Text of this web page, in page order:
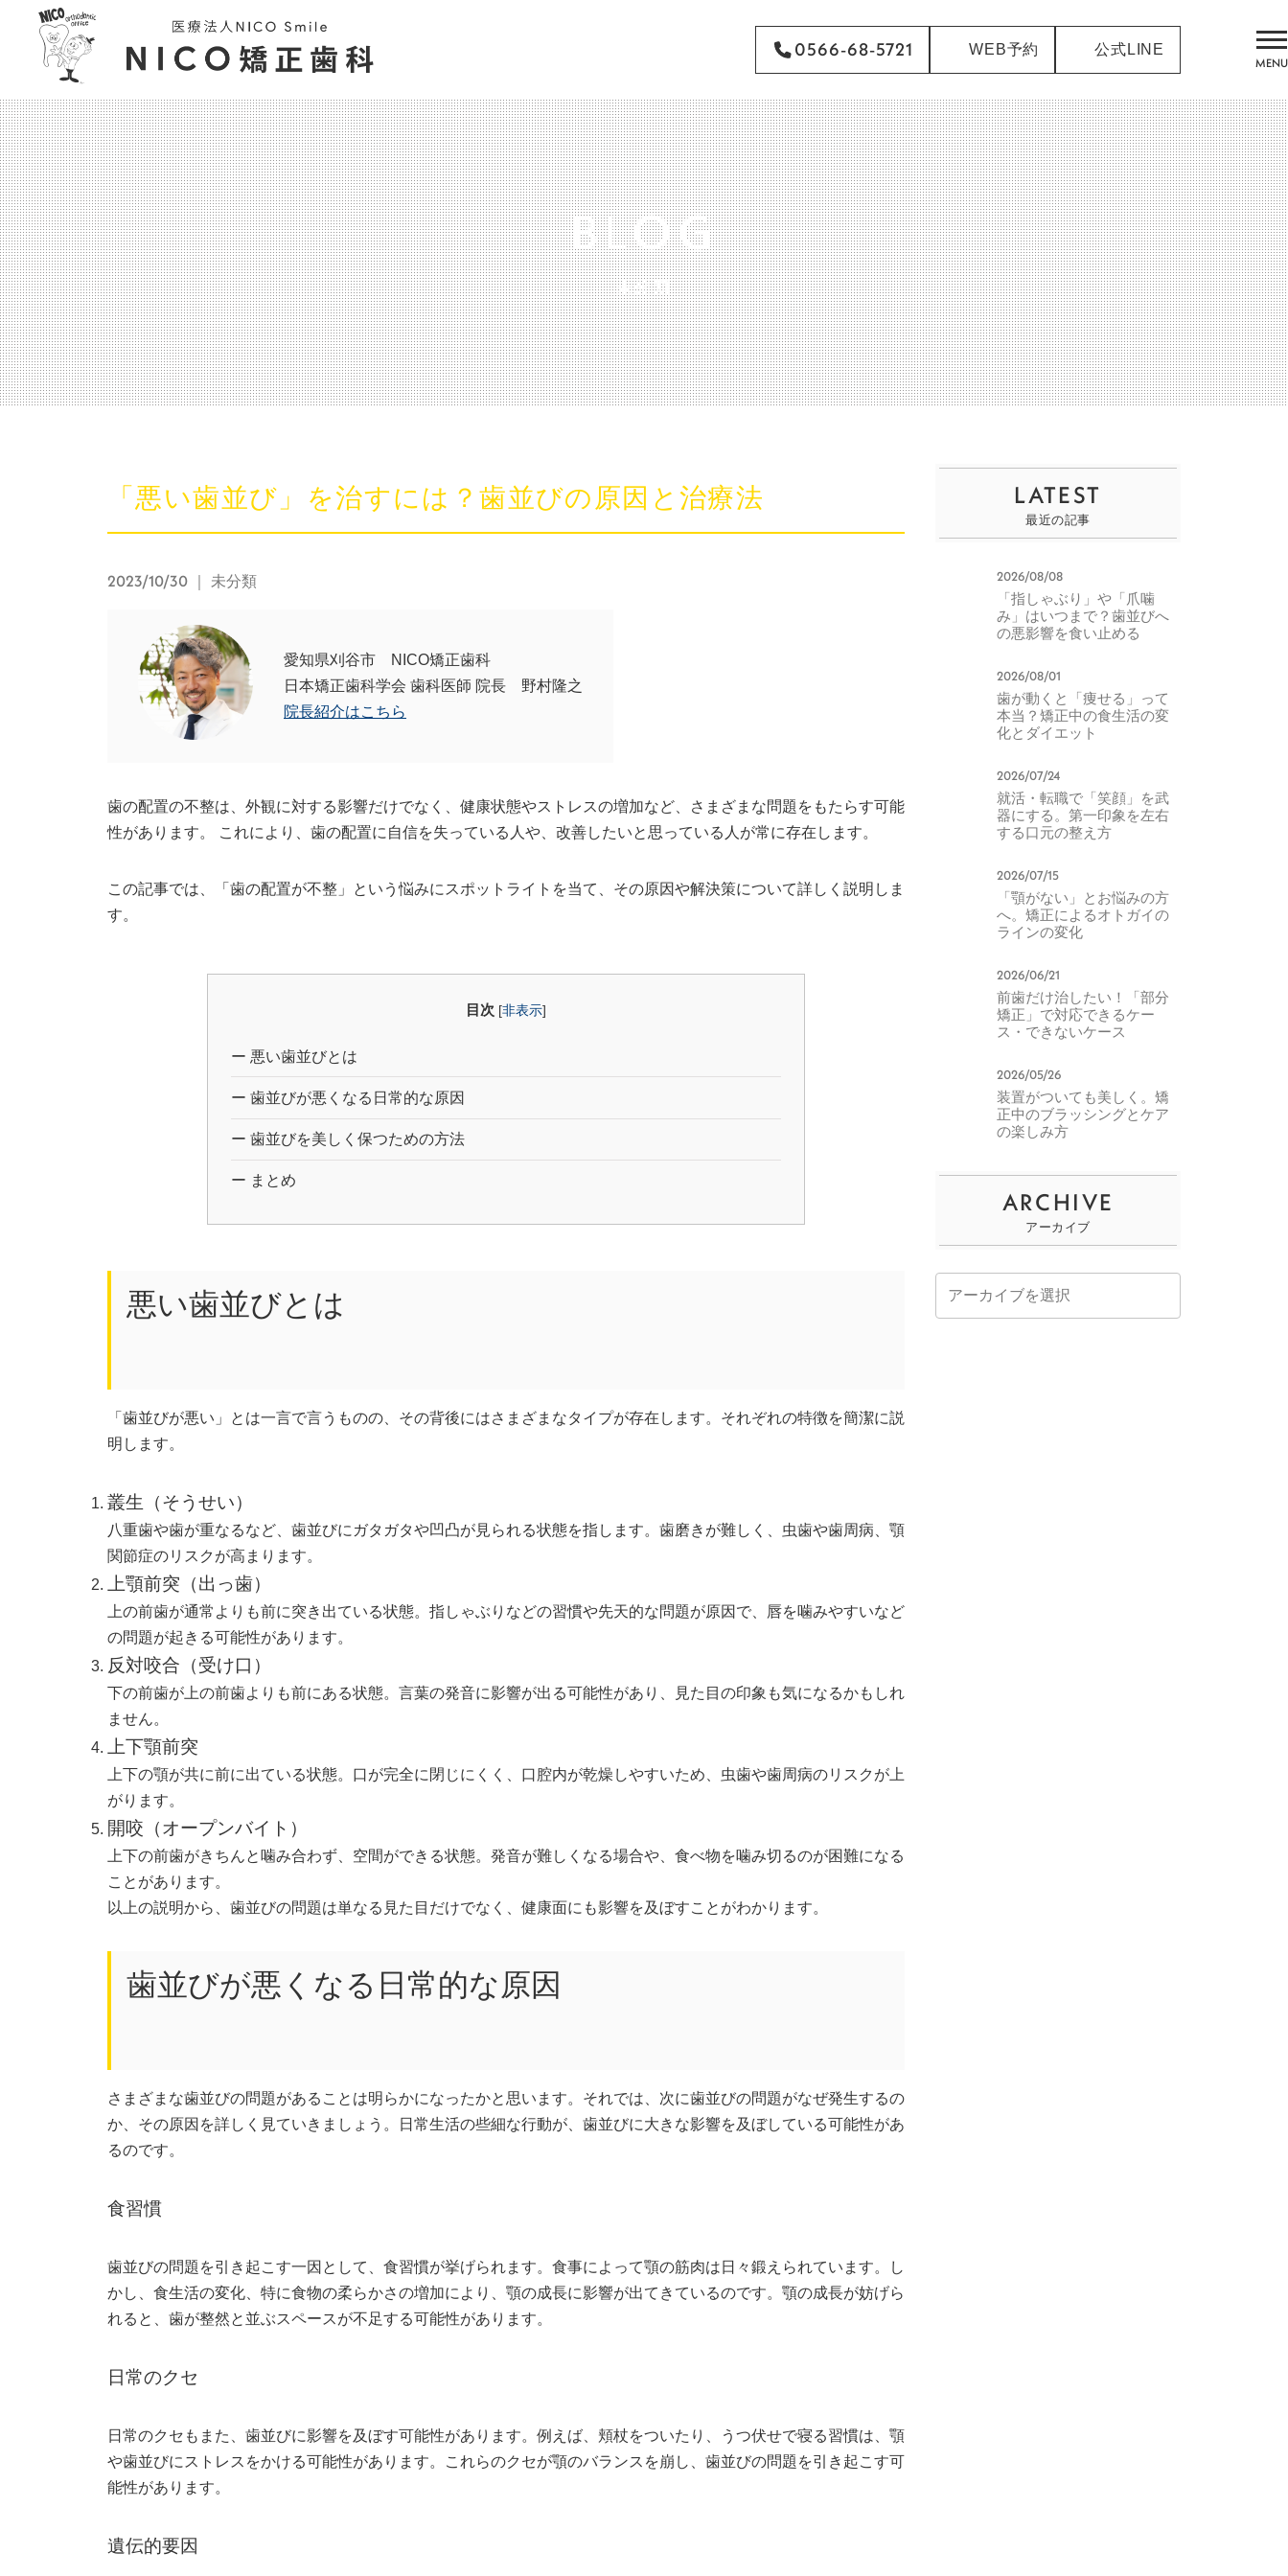
0566-68-5721 WEB予約 公式LINE
MENU
BLOG
未分類
「悪い歯並び」を治すには？歯並びの原因と治療法
2023/10/30 ｜ 未分類
愛知県刈谷市 NICO矯正歯科
日本矯正歯科学会 歯科医師 院長 野村隆之
院長紹介はこちら
歯の配置の不整は、外観に対する影響だけでなく、健康状態やストレスの増加など、さまざまな問題をもたらす可能
性があります。 これにより、歯の配置に自信を失っている人や、改善したいと思っている人が常に存在します。
この記事では、「歯の配置が不整」という悩みにスポットライトを当て、その原因や解決策について詳しく説明しま
す。
目次 [非表示]
悪い歯並びとは
歯並びが悪くなる日常的な原因
歯並びを美しく保つための方法
まとめ
悪い歯並びとは
「歯並びが悪い」とは一言で言うものの、その背後にはさまざまなタイプが存在します。それぞれの特徴を簡潔に説
明します。
叢生（そうせい）
八重歯や歯が重なるなど、歯並びにガタガタや凹凸が見られる状態を指します。歯磨きが難しく、虫歯や歯周病、顎
関節症のリスクが高まります。
上顎前突（出っ歯）
上の前歯が通常よりも前に突き出ている状態。指しゃぶりなどの習慣や先天的な問題が原因で、唇を噛みやすいなど
の問題が起きる可能性があります。
反対咬合（受け口）
下の前歯が上の前歯よりも前にある状態。言葉の発音に影響が出る可能性があり、見た目の印象も気になるかもしれ
ません。
上下顎前突
上下の顎が共に前に出ている状態。口が完全に閉じにくく、口腔内が乾燥しやすいため、虫歯や歯周病のリスクが上
がります。
開咬（オープンバイト）
上下の前歯がきちんと噛み合わず、空間ができる状態。発音が難しくなる場合や、食べ物を噛み切るのが困難になる
ことがあります。
以上の説明から、歯並びの問題は単なる見た目だけでなく、健康面にも影響を及ぼすことがわかります。
歯並びが悪くなる日常的な原因
さまざまな歯並びの問題があることは明らかになったかと思います。それでは、次に歯並びの問題がなぜ発生するの
か、その原因を詳しく見ていきましょう。日常生活の些細な行動が、歯並びに大きな影響を及ぼしている可能性があ
るのです。
食習慣
歯並びの問題を引き起こす一因として、食習慣が挙げられます。食事によって顎の筋肉は日々鍛えられています。し
かし、食生活の変化、特に食物の柔らかさの増加により、顎の成長に影響が出てきているのです。顎の成長が妨げら
れると、歯が整然と並ぶスペースが不足する可能性があります。
日常のクセ
日常のクセもまた、歯並びに影響を及ぼす可能性があります。例えば、頬杖をついたり、うつ伏せで寝る習慣は、顎
や歯並びにストレスをかける可能性があります。これらのクセが顎のバランスを崩し、歯並びの問題を引き起こす可
能性があります。
遺伝的要因
LATEST
最近の記事
2026/08/08
「指しゃぶり」や「爪噛
み」はいつまで？歯並びへ
の悪影響を食い止める
2026/08/01
歯が動くと「痩せる」って
本当？矯正中の食生活の変
化とダイエット
2026/07/24
就活・転職で「笑顔」を武
器にする。第一印象を左右
する口元の整え方
2026/07/15
「顎がない」とお悩みの方
へ。矯正によるオトガイの
ラインの変化
2026/06/21
前歯だけ治したい！「部分
矯正」で対応できるケー
ス・できないケース
2026/05/26
装置がついても美しく。矯
正中のブラッシングとケア
の楽しみ方
ARCHIVE
アーカイブ